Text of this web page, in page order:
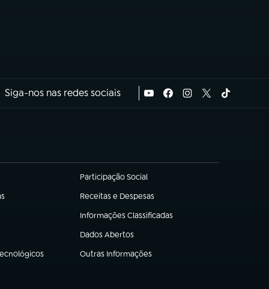
Siga-nos nas redes sociais
Participação Social
(abre em nova aba)
Receitas e Despesas
(abre em nova aba)
Informações Classificadas
(abre em nova aba)
Dados Abertos
(abre em nova aba)
Outras Informações
(abre em nova aba)